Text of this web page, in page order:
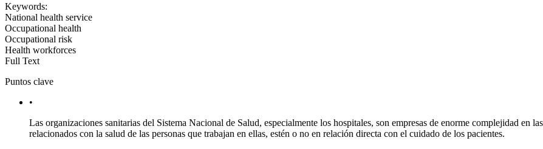
Keywords:
National health service
Occupational health
Occupational risk
Health workforces
Full Text
Puntos clave
•
Las organizaciones sanitarias del Sistema Nacional de Salud, especialmente los hospitales, son empresas de enorme complejidad en
relacionados con la salud de las personas que trabajan en ellas, estén o no en relación directa con el cuidado de los pacientes.